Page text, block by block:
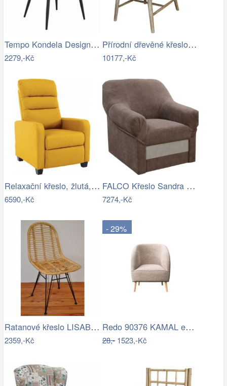
Tempo Kondela Designové křeslo FEDRIS -…
2279,-Kč
Přírodní dřevěné křeslo s výpletem…
10177,-Kč
Relaxační křeslo, žlutá, TURNER Mdum
6590,-Kč
FALCO Křeslo Sandra Aston 3/2 hnědá Mdum
7274,-Kč
Ratanové křeslo LISABON - světlé
2359,-Kč
- 29%
Redo 90376 KAMAL exteriérové nástěnné…
28,-1523,-Kč